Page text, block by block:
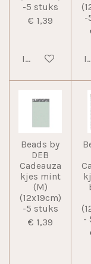
-5 stuks
€ 1,39
In winkelwagen
-
Beads by
DEB
Cadeauza
kjes mint
(M)
(12x19cm)
-5 stuks
€ 1,39
-